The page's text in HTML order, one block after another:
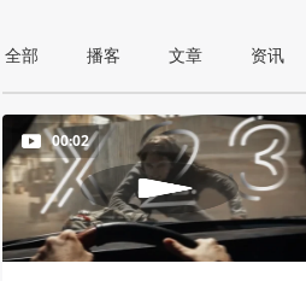
全部 播客 文章 资讯
00:02